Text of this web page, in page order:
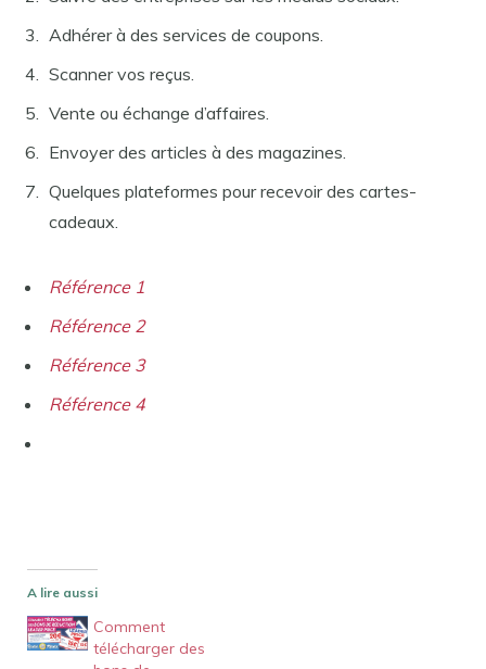
Adhérer à des services de coupons.
Scanner vos reçus.
Vente ou échange d’affaires.
Envoyer des articles à des magazines.
Quelques plateformes pour recevoir des cartes-
cadeaux.
Référence 1
Référence 2
Référence 3
Référence 4
A lire aussi
Comment
télécharger des